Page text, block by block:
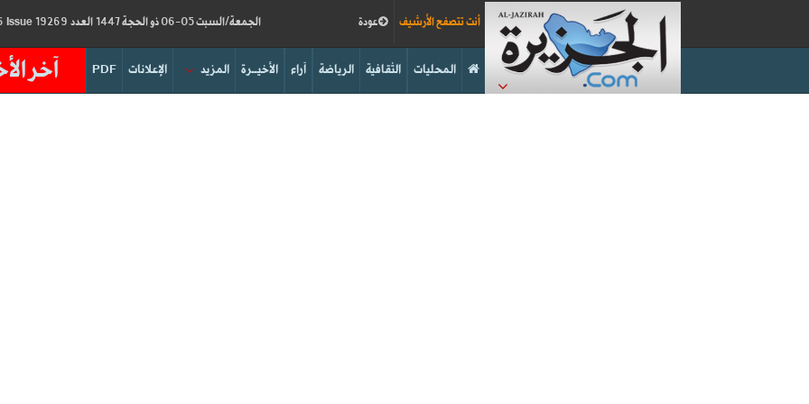
الجمعة/السبت 05-06 ذو الحجة 1447 العدد 19269 Issue عودة أنت تتصفح الأرشيف
آخر PDF الإعلانات المزيد الأخيــرة آراء الرياضة الثقافية المحليات